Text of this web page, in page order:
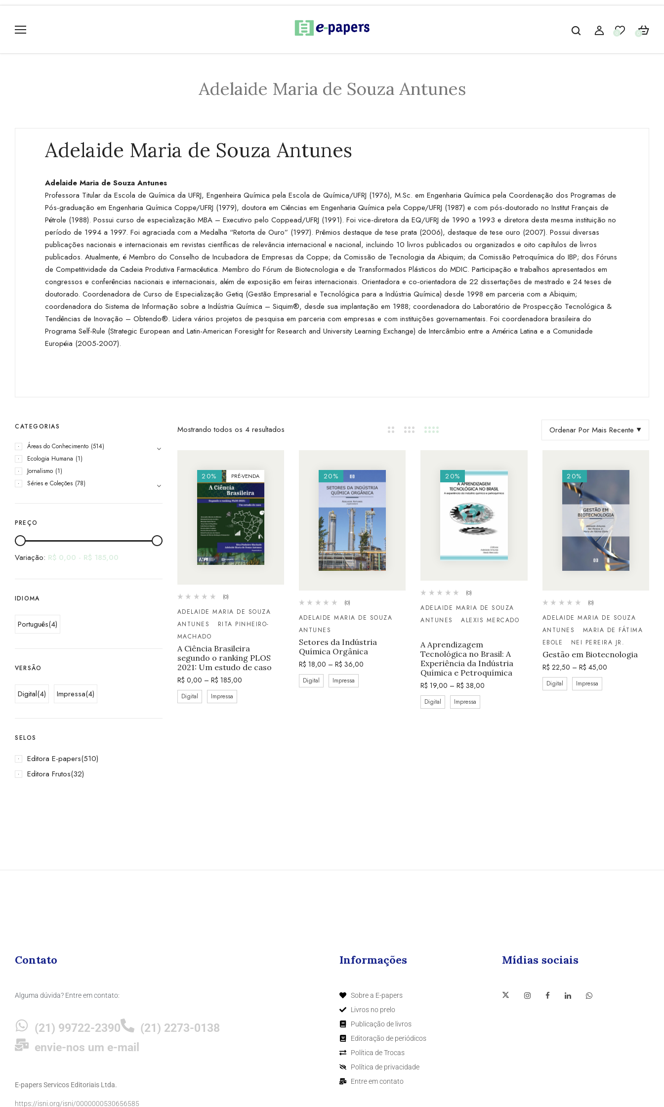
0 0
Adelaide Maria de Souza Antunes
Adelaide Maria de Souza Antunes
Adelaide Maria de Souza Antunes
Professora Titular da Escola de Química da UFRJ, Engenheira Química pela Escola de Química/UFRJ (1976), M.Sc. em Engenharia Química pela Coordenação dos Programas de
Pós-graduação em Engenharia Química Coppe/UFRJ (1979), doutora em Ciências em Engenharia Química pela Coppe/UFRJ (1987) e com pós-doutorado no Institut Français de
Pétrole (1988). Possui curso de especialização MBA – Executivo pelo Coppead/UFRJ (1991). Foi vice-diretora da EQ/UFRJ de 1990 a 1993 e diretora desta mesma instituição no
período de 1994 a 1997. Foi agraciada com a Medalha “Retorta de Ouro” (1997). Prêmios destaque de tese prata (2006), destaque de tese ouro (2007). Possui diversas
publicações nacionais e internacionais em revistas científicas de relevância internacional e nacional, incluindo 10 livros publicados ou organizados e oito capítulos de livros
publicados. Atualmente, é Membro do Conselho de Incubadora de Empresas da Coppe; da Comissão de Tecnologia da Abiquim; da Comissão Petroquímica do IBP; dos Fóruns
de Competitividade da Cadeia Produtiva Farmacêutica. Membro do Fórum de Biotecnologia e de Transformados Plásticos do MDIC. Participação e trabalhos apresentados em
congressos e conferências nacionais e internacionais, além de exposição em feiras internacionais. Orientadora e co-orientadora de 22 dissertações de mestrado e 24 teses de
doutorado. Coordenadora de Curso de Especialização ­Getiq (Gestão Empresarial e Tecnológica para a Indústria Química) desde 1998 em parceria com a Abiquim;
coordenadora do Sistema de Informação sobre a Indústria Química – Siquim®, desde sua implantação em 1988; coordenadora do Laboratório de Prospecção Tecnológica &
Tendências de Inovação – Obtendo®. Lidera vários projetos de pesquisa em parceria com empresas e com instituições governamentais. Foi coordenadora brasileira do
Programa Self-Rule (Strategic European and Latin-American Foresight for Research and University Learning Exchange) de Intercâmbio entre a América Latina e a Comunidade
Européia (2005-2007).
CATEGORIAS
Áreas do Conhecimento (514)
Ecologia Humana (1)
Jornalismo (1)
Séries e Coleções (78)
PREÇO
Variação: R$ 0,00 - R$ 185,00
IDIOMA
Português(4)
VERSÃO
Digital(4) Impressa(4)
SELOS
Editora E-papers(510)
Editora Frutos(32)
Mostrando todos os 4 resultados Ordenar Por Mais Recente
20% PRÉ-VENDA
(0)
ADELAIDE MARIA DE SOUZA
ANTUNES
RITA PINHEIRO-
MACHADO
A Ciência Brasileira
segundo o ranking PLOS
2021: Um estudo de caso
R$ 0,00 – R$ 185,00
Digital Impressa
20%
(0)
ADELAIDE MARIA DE SOUZA
ANTUNES
Setores da Indústria
Química Orgânica
R$ 18,00 – R$ 36,00
Digital Impressa
20%
(0)
ADELAIDE MARIA DE SOUZA
ANTUNES
ALEXIS MERCADO
A Aprendizagem
Tecnológica no Brasil: A
Experiência da Indústria
Química e Petroquímica
R$ 19,00 – R$ 38,00
Digital Impressa
20%
(0)
ADELAIDE MARIA DE SOUZA
ANTUNES
MARIA DE FÁTIMA
EBOLE
NEI PEREIRA JR.
Gestão em Biotecnologia
R$ 22,50 – R$ 45,00
Digital Impressa
Contato
Alguma dúvida? Entre em contato:
(21) 99722-2390
(21) 2273-0138
envie-nos um e-mail
E-papers Servicos Editoriais Ltda.
https://isni.org/isni/0000000530656585
Informações
Sobre a E-papers
Livros no prelo
Publicação de livros
Editoração de periódicos
Política de Trocas
Política de privacidade
Entre em contato
Mídias sociais